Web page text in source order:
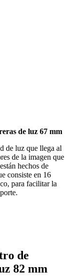
de luz 67 mm
de luz que llega al
de la imagen que
hechos de
consiste en 16
para facilitar la
de
82 mm